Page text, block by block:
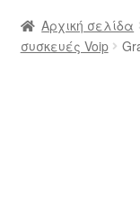
BlogΑρχική σελίδα
συσκευές Voip